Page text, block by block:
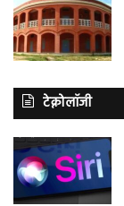
टेक्नोलॉजी